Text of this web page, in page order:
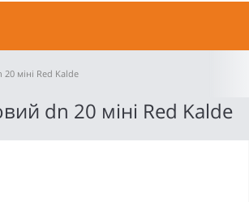
міні Red Kalde
dn 20 міні Red Kalde